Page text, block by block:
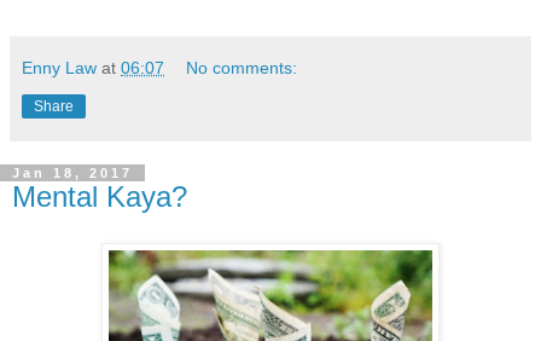
Enny Law at 06:07 No comments:
Share
Jan 18, 2017
Mental Kaya?